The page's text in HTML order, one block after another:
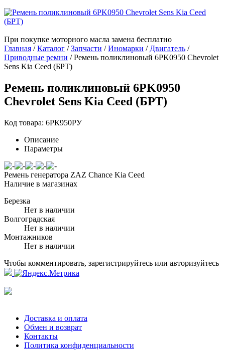
При покупке моторного масла замена бесплатно
Главная /Каталог /Запчасти /Иномарки / Двигатель /
Приводные ремни /Ремень поликлиновый 6PK0950 Chevrolet
Sens Kia Ceed (БРТ)
Ремень поликлиновый 6PK0950
Chevrolet Sens Kia Ceed (БРТ)
Код товара: 6РК950РУ
Описание
Параметры
Ремень генератора ZAZ Chance Kia Ceed
Наличие в магазинах
Березка
Нет в наличии
Волгоградская
Нет в наличии
Монтажников
Нет в наличии
Чтобы комментировать, зарегистрируйтесь или авторизуйтесь
Доставка и оплата
Обмен и возврат
Контакты
Политика конфиденциальности